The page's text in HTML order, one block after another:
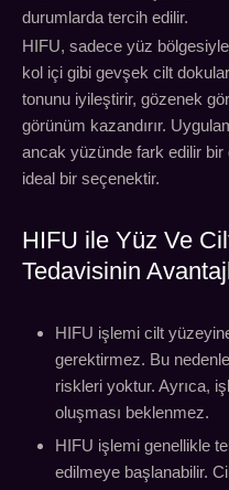
durumlarda tercih edilir.
HIFU, sadece yüz
kol içi gibi gevşek cilt
tonunu iyileştirir, gözenek
görünüm kazandırır.
ancak yüzünde fark edilir
ideal bir seçenektir.
HIFU ile Yüz Ve
Tedavisinin
HIFU işlemi cilt
gerektirmez. Bu
riskleri yoktur. Ayrıca,
oluşması beklenmez.
HIFU işlemi genellikle
edilmeye başlanabilir.